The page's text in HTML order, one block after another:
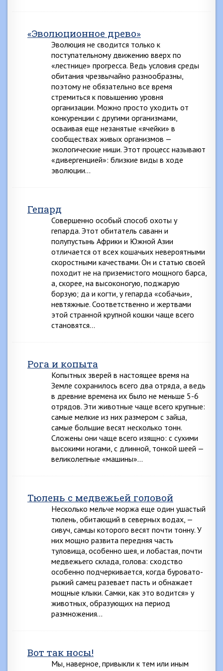
«Эволюционное древо»
Эволюция не сводится только к
поступательному движению вверх по
«лестнице» прогресса. Ведь условия среды
обитания чрезвычайно разнообразны,
поэтому не обязательно все время
стремиться к повышению уровня
организации. Можно просто уходить от
конкуренции с другими организмами,
осваивая еще незанятые «ячейки» в
сообществах живых организмов —
экологические ниши. Этот процесс называют
«дивергенцией»: близкие виды в ходе
эволюции…
Гепард
Совершенно особый способ охоты у
гепарда. Этот обитатель саванн и
полупустынь Африки и Южной Азии
отличается от всех кошачьих невероятными
скоростными качествами. Он и статью своей
походит не на приземистого мощного барса,
а, скорее, на высоконогую, поджарую
борзую; да и когти, у гепарда «собачьи»,
невтяжные. Соответственно и жертвами
этой странной крупной кошки чаще всего
становятся…
Рога и копыта
Копытных зверей в настоящее время на
Земле сохранилось всего два отряда, а ведь
в древние времена их было не меньше 5-6
отрядов. Эти животные чаще всего крупные:
самые мелкие из них размером с зайца,
самые большие весят несколько тонн.
Сложены они чаще всего изящно: с сухими
высокими ногами, с длинной, тонкой шеей —
великолепные «машины»…
Тюлень с медвежьей головой
Несколько мельче моржа еще один ушастый
тюлень, обитающий в северных водах, —
сивуч, самцы которого весят почти тонну. У
них мощно развита передняя часть
туловища, особенно шея, и лобастая, почти
медвежьего склада, голова: сходство
особенно подчеркивается, когда буровато-
рыжий самец разевает пасть и обнажает
мощные клыки. Самки, как это водится» у
животных, образующих на период
размножения…
Вот так носы!
Мы, наверное, привыкли к тем или иным